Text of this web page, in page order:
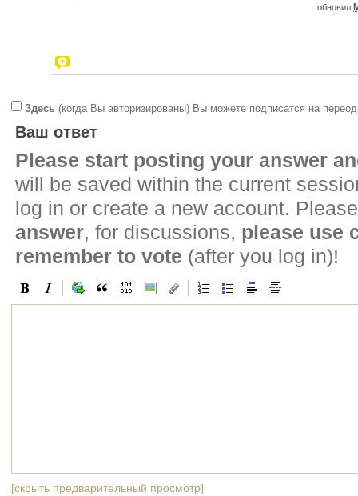
обновил
Здесь (когда Вы авторизированы) Вы можете подписатся на
Ваш ответ
Please start posting your answer
will be saved within the current
log in or create a new account.
answer, for discussions, please use
remember to vote (after you log in)!
[скрыть предварительный просмотр]